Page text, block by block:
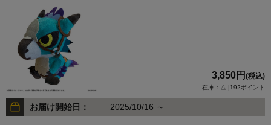
3,850円 (税込)
在庫：△ |192ポイント
お届け開始日： 2025/10/16 ～